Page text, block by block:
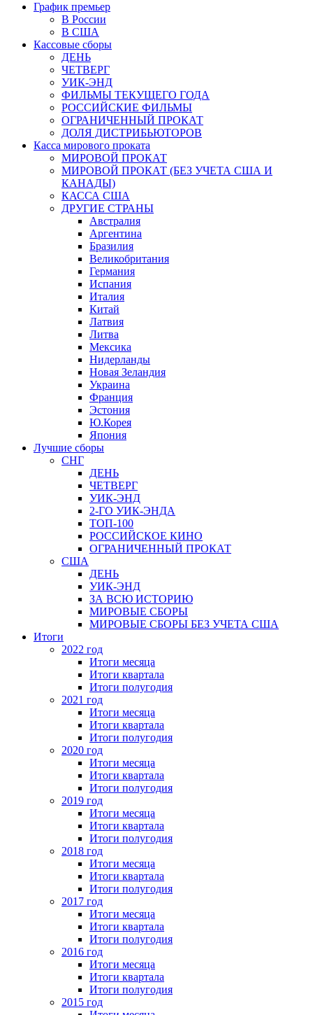
График премьер
В России
В США
Кассовые сборы
ДЕНЬ
ЧЕТВЕРГ
УИК-ЭНД
ФИЛЬМЫ ТЕКУЩЕГО ГОДА
РОССИЙСКИЕ ФИЛЬМЫ
ОГРАНИЧЕННЫЙ ПРОКАТ
ДОЛЯ ДИСТРИБЬЮТОРОВ
Касса мирового проката
МИРОВОЙ ПРОКАТ
МИРОВОЙ ПРОКАТ (БЕЗ УЧЕТА США И
КАНАДЫ)
КАССА США
ДРУГИЕ СТРАНЫ
Австралия
Аргентина
Бразилия
Великобритания
Германия
Испания
Италия
Китай
Латвия
Литва
Мексика
Нидерланды
Новая Зеландия
Украина
Франция
Эстония
Ю.Корея
Япония
Лучшие сборы
СНГ
ДЕНЬ
ЧЕТВЕРГ
УИК-ЭНД
2-ГО УИК-ЭНДА
ТОП-100
РОССИЙСКОЕ КИНО
ОГРАНИЧЕННЫЙ ПРОКАТ
США
ДЕНЬ
УИК-ЭНД
ЗА ВСЮ ИСТОРИЮ
МИРОВЫЕ СБОРЫ
МИРОВЫЕ СБОРЫ БЕЗ УЧЕТА США
Итоги
2022 год
Итоги месяца
Итоги квартала
Итоги полугодия
2021 год
Итоги месяца
Итоги квартала
Итоги полугодия
2020 год
Итоги месяца
Итоги квартала
Итоги полугодия
2019 год
Итоги месяца
Итоги квартала
Итоги полугодия
2018 год
Итоги месяца
Итоги квартала
Итоги полугодия
2017 год
Итоги месяца
Итоги квартала
Итоги полугодия
2016 год
Итоги месяца
Итоги квартала
Итоги полугодия
2015 год